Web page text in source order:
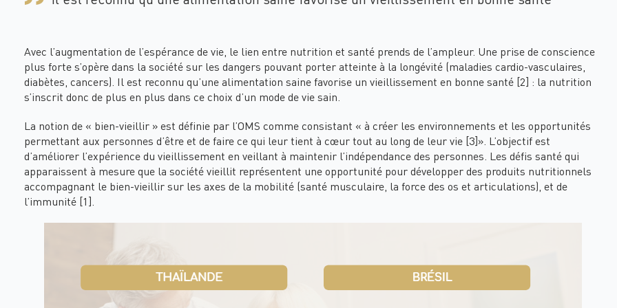
Avec l’augmentation de l’espérance de vie, le lien entre nutrition et santé prends de l’ampleur. Une prise de conscience
plus forte s’opère dans la société sur les dangers pouvant porter atteinte à la longévité (maladies cardio-vasculaires,
diabètes, cancers). Il est reconnu qu’une alimentation saine favorise un vieillissement en bonne santé [2] : la nutrition
s’inscrit donc de plus en plus dans ce choix d’un mode de vie sain.
La notion de « bien-vieillir » est définie par l’OMS comme consistant « à créer les environnements et les opportunités
permettant aux personnes d’être et de faire ce qui leur tient à cœur tout au long de leur vie [3]». L’objectif est
d’améliorer l’expérience du vieillissement en veillant à maintenir l’indépendance des personnes. Les défis santé qui
apparaissent à mesure que la société vieillit représentent une opportunité pour développer des produits nutritionnels
accompagnant le bien-vieillir sur les axes de la mobilité (santé musculaire, la force des os et articulations), et de
l’immunité [1].